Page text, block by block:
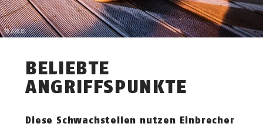
BELIEBTE
ANGRIFFSPUNKTE
Diese Schwachstellen nutzen Einbrecher